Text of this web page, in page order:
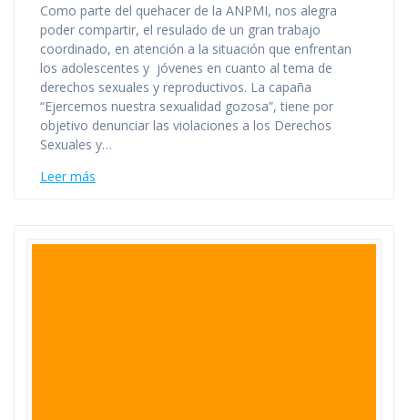
Como parte del quehacer de la ANPMI, nos alegra
poder compartir, el resulado de un gran trabajo
coordinado, en atención a la situación que enfrentan
los adolescentes y jóvenes en cuanto al tema de
derechos sexuales y reproductivos. La capaña
“Ejercemos nuestra sexualidad gozosa”, tiene por
objetivo denunciar las violaciones a los Derechos
Sexuales y…
Leer más